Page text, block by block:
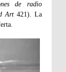
de radio
Art 421). La